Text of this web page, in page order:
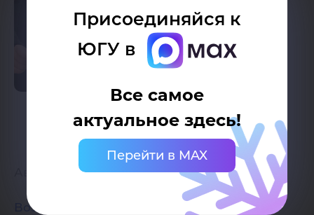
Присоединяйся к
ЮГУ в
Все самое
актуальное здесь!
Перейти в MAX
Мигранова Гузель Фанильевна
Возврат к списку